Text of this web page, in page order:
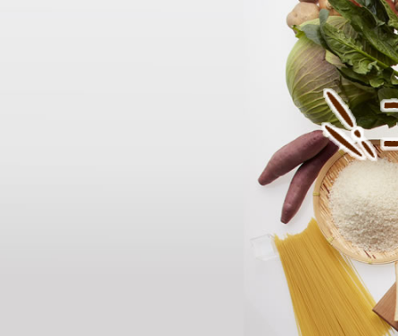
事業及び業務内容について
スマホでコープ～e-フレンズとは～
思いをつなぐコープの商品
安全・安心の取り組み